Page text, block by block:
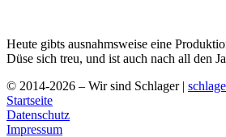
Heute gibts ausnahmsweise eine
Düse sich treu, und ist auch nach all den
© 2014-2026 – Wir sind Schlager |
Startseite
Datenschutz
Impressum